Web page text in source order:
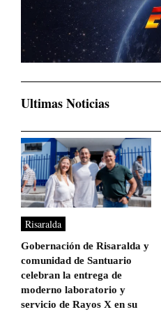
Ultimas Noticias
Risaralda
Gobernación de Risaralda y
comunidad de Santuario
celebran la entrega de
moderno laboratorio y
servicio de Rayos X en su